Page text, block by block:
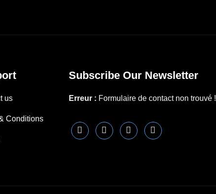
us
Conditions
Subscribe Our Newsletter
Erreur : Formulaire de contact non trouvé !